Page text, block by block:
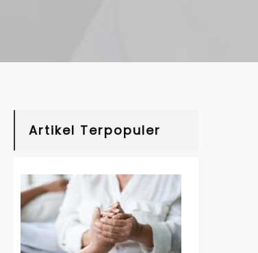
Artikel Terpopuler